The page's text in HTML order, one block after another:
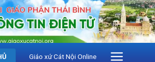
Giáo xứ Cát Nội Online